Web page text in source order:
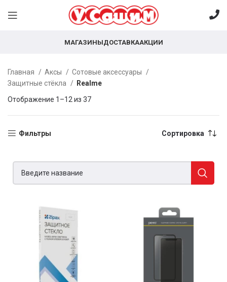
МАГАЗИНЫДОСТАВКААКЦИИ
Главная Аксы
Сотовые аксессуары
Защитные стёкла
Realme
Отображение 1–12 из 37
Фильтры Сортировка